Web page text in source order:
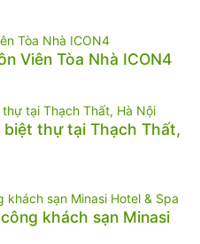
Viên Tòa Nhà ICON4
thự tại Thạch Thất,
khách sạn Minasi